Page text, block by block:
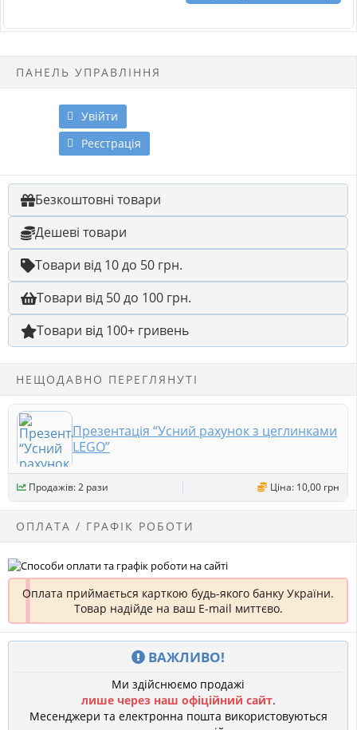
ПАНЕЛЬ УПРАВЛІННЯ
Увійти
Реєстрація
Безкоштовні товари
Дешеві товари
Товари від 10 до 50 грн.
Товари від 50 до 100 грн.
Товари від 100+ гривень
НЕЩОДАВНО ПЕРЕГЛЯНУТІ
Презентація “Усний рахунок з цеглинками
LEGO”
Продажів: 2 рази Ціна: 10,00 грн
ОПЛАТА / ГРАФІК РОБОТИ
Оплата приймається карткою будь-якого банку України.
Товар надійде на ваш E-mail миттєво.
ВАЖЛИВО!
Ми здійснюємо продажі
лише через наш офіційний сайт.
Месенджери та електронна пошта використовуються